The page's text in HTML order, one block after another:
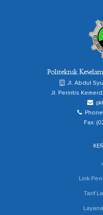
Politeknik
Jl. Abdul
Jl. Perintis
Phone:
Fax:
Link
Tarif